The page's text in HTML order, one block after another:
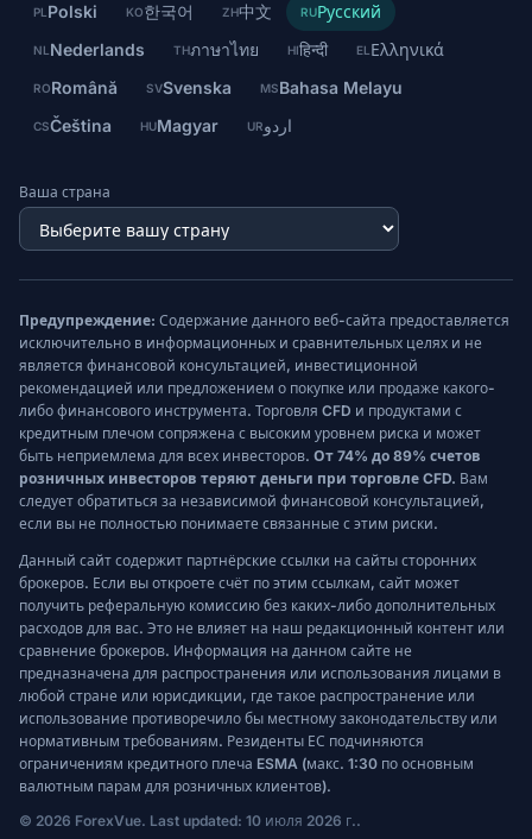
PL Polski KO한국어 ZH中文 RUРусский
NL Nederlands THภาษาไทย HIहिन्दी EL Ελληνικά
RORomână SVSvenska MSBahasa Melayu
CSČeština HUMagyar URاردو
Ваша страна
Предупреждение: Содержание данного веб-сайта предоставляется
исключительно в информационных и сравнительных целях и не
является финансовой консультацией, инвестиционной
рекомендацией или предложением о покупке или продаже какого-
либо финансового инструмента. Торговля CFD и продуктами с
кредитным плечом сопряжена с высоким уровнем риска и может
быть неприемлема для всех инвесторов. От 74% до 89% счетов
розничных инвесторов теряют деньги при торговле CFD. Вам
следует обратиться за независимой финансовой консультацией,
если вы не полностью понимаете связанные с этим риски.
Данный сайт содержит партнёрские ссылки на сайты сторонних
брокеров. Если вы откроете счёт по этим ссылкам, сайт может
получить реферальную комиссию без каких-либо дополнительных
расходов для вас. Это не влияет на наш редакционный контент или
сравнение брокеров. Информация на данном сайте не
предназначена для распространения или использования лицами в
любой стране или юрисдикции, где такое распространение или
использование противоречило бы местному законодательству или
нормативным требованиям. Резиденты ЕС подчиняются
ограничениям кредитного плеча ESMA (макс. 1:30 по основным
валютным парам для розничных клиентов).
© 2026 ForexVue. Last updated: 10 июля 2026 г..